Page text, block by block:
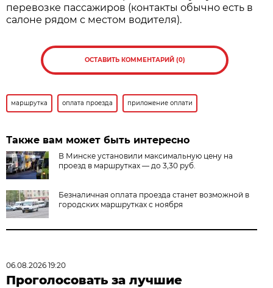
перевозке пассажиров (контакты обычно есть в
салоне рядом с местом водителя).
ОСТАВИТЬ КОММЕНТАРИЙ (0)
маршрутка оплата проезда приложение оплати
Также вам может быть интересно
В Минске установили максимальную цену на
проезд в маршрутках — до 3,30 руб.
Безналичная оплата проезда станет возможной в
городских маршрутках с ноября
06.08.2026 19:20
Проголосовать за лучшие